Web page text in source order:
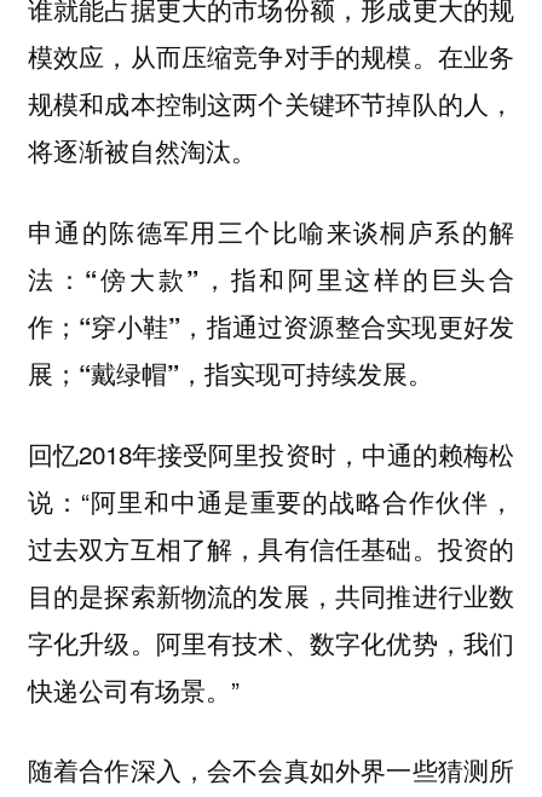
谁就能占据更大的市场份额，形成更大的规
模效应，从而压缩竞争对手的规模。在业务
规模和成本控制这两个关键环节掉队的人，
将逐渐被自然淘汰。
申通的陈德军用三个比喻来谈桐庐系的解
法：“傍大款”，指和阿里这样的巨头合
作；“穿小鞋”，指通过资源整合实现更好发
展；“戴绿帽”，指实现可持续发展。
回忆2018年接受阿里投资时，中通的赖梅松
说：“阿里和中通是重要的战略合作伙伴，
过去双方互相了解，具有信任基础。投资的
目的是探索新物流的发展，共同推进行业数
字化升级。阿里有技术、数字化优势，我们
快递公司有场景。”
随着合作深入，会不会真如外界一些猜测所